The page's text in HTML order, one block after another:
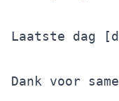
Laatste dag
Dank voor